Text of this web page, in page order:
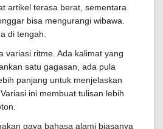
artikel terasa berat, sementara
bisa mengurangi wibawa.
di tengah.
variasi ritme. Ada kalimat yang
satu gagasan, ada pula
panjang untuk menjelaskan
ini membuat tulisan lebih
gaya bahasa alami biasanya